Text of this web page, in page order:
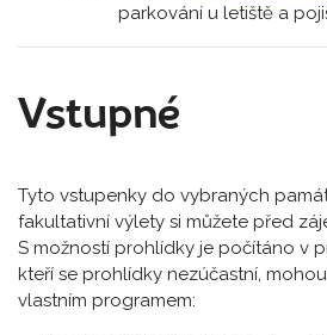
parkování u letiště a
Vstupné
Tyto vstupenky do vybraných
fakultativní výlety si můžete před
S možností prohlídky je počítáno v
kteří se prohlídky nezúčastní,
vlastním programem: